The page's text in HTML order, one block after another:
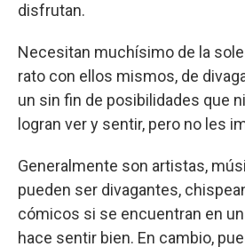
disfrutan.
Necesitan muchísimo de la
rato con ellos mismos, de
un sin fin de posibilidades que
logran ver y sentir, pero no les
Generalmente son artistas,
pueden ser divagantes,
cómicos si se encuentran en
hace sentir bien. En cambio,